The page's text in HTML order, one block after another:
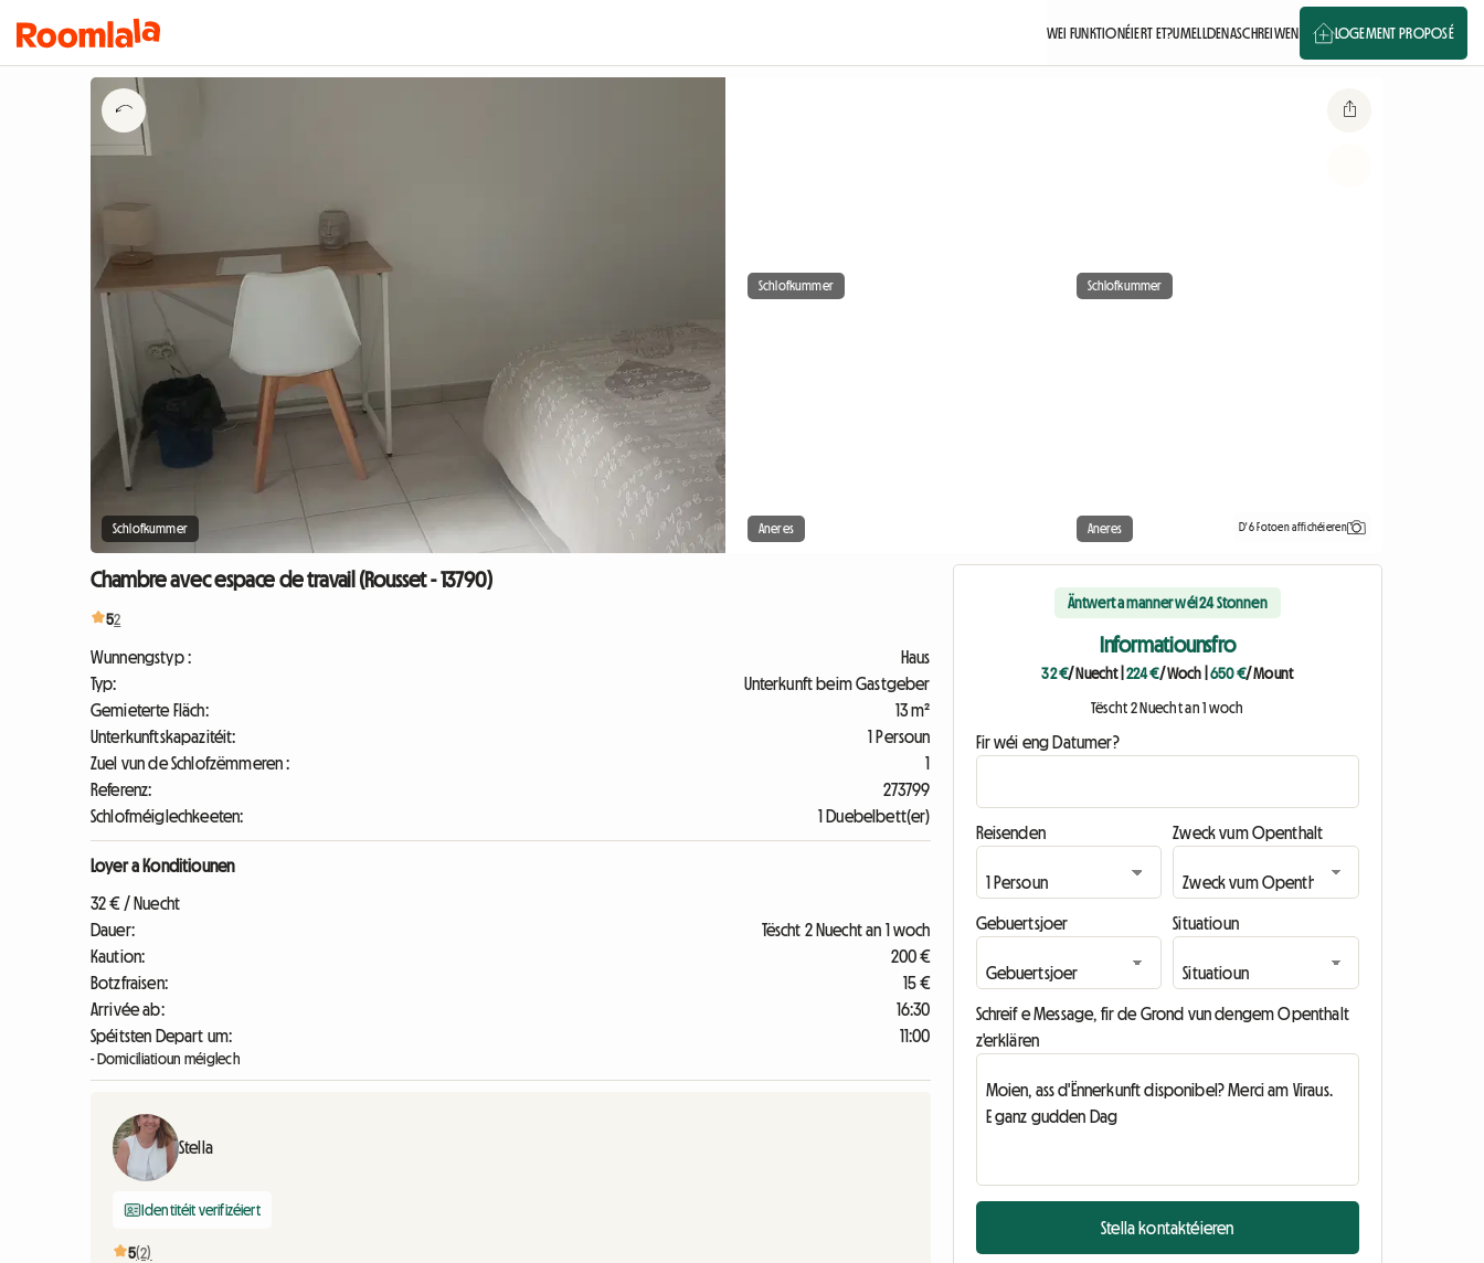
WEI FUNKTIONÉIERT ET?UMELLDENASCHREIWEN LOGEMENT PROPOSÉ
Schlofkummer
Schlofkummer Schlofkummer
Aneres Aneres D'6 Fotoen affichéieren
Chambre avec espace de travail (Rousset - 13790)
52
Wunnengstyp :
Haus
Typ:
Unterkunft beim Gastgeber
Gemieterte Fläch:
13 m²
Unterkunftskapazitéit:
1 Persoun
Zuel vun de Schlofzëmmeren :
1
Referenz:
273799
Schlofméiglechkeeten:
1 Duebelbett(er)
Loyer a Konditiounen
32 € / Nuecht
Dauer:
Tëscht 2 Nuecht an 1 woch
Kaution:
200 €
Botzfraisen:
15 €
Arrivée ab:
16:30
Spéitsten Depart um:
11:00
- Domiciliatioun méiglech
Stella
Identitéit verifizéiert
5(2)
Äntwert a manner wéi 24 Stonnen
Informatiounsfro
32 €/ Nuecht| 224 €/ Woch |650 €/ Mount
Tëscht 2 Nuecht an 1 woch
Fir wéi eng Datumer?
Reisenden Zweck vum Openthalt
Gebuertsjoer Situatioun
Schreif e Message, fir de Grond vun dengem Openthalt
z'erklären
Stella kontaktéieren